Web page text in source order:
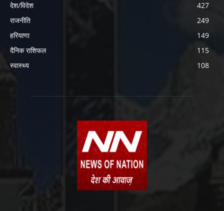
देश/विदेश
427
राजनीति
249
हरियाणा
149
दैनिक राशिफल
115
स्वास्थ्य
108